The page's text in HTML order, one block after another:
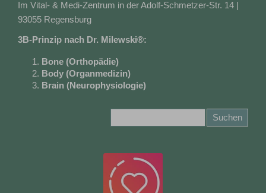
Im Vital- & Medi-Zentrum in der Adolf-Schmetzer-Str. 14 |
93055 Regensburg
3B-Prinzip nach Dr. Milewski®:
Bone (Orthopädie)
Body (Organmedizin)
Brain (Neurophysiologie)